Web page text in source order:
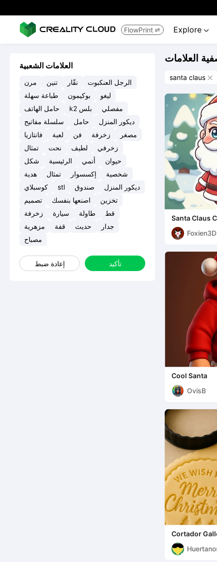
FlowPrint  Explore 
العلامات الشعبية
مرن تنين نقّار
الرجل العنكبوت
طباعة سهلة
بوكيمون
ليغو
حامل الهاتف
k2 بلس
مفصلي
سلسلة مفاتيح
حامل
ديكور المنزل
فانتازيا
لعبة فن زخرفة
مصغر
تمثال
نحت لطيف
زخرفي
شكل
الرئيسية أنمي
حيوان
هدية
تمثال إكسسوار
شخصية
كوسبلاي
stl صندوق
ديكور المنزل
تصميم
اصنعها بنفسك
تخزين
زخرفة
سيارة طاولة
قط
مزهرية
قفة حديث
جدار
مصباح
إعادة ضبط تأكيد
العلامات
santa claus 
Santa Claus
Foxien3D
Cool Santa
OvisB
Cortador